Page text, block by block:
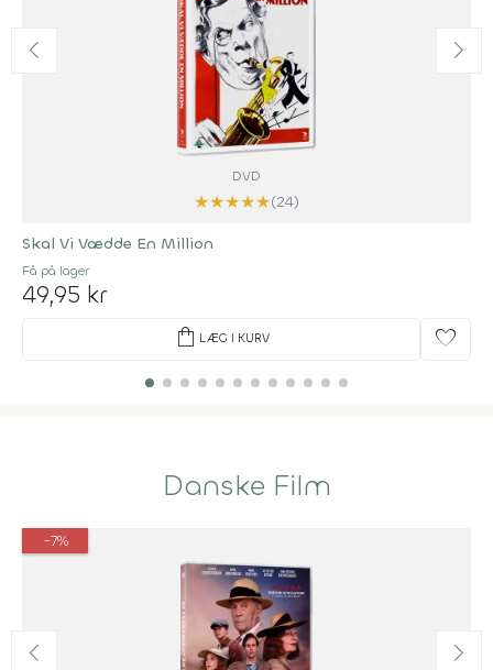
DVD
★★★★★(24)
Skal Vi Vædde En Million
Få på lager
49,95 kr
shopping_bag LÆG I KURV favorite
Danske Film
-7%